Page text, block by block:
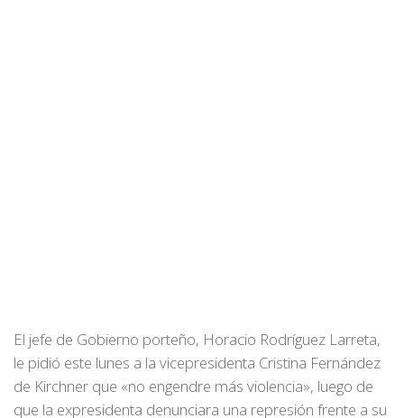
El jefe de Gobierno porteño, Horacio Rodríguez Larreta,
le pidió este lunes a la vicepresidenta Cristina Fernández
de Kirchner que «no engendre más violencia», luego de
que la expresidenta denunciara una represión frente a su